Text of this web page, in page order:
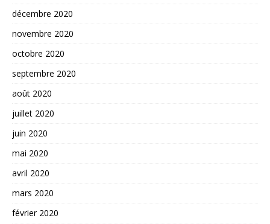
décembre 2020
novembre 2020
octobre 2020
septembre 2020
août 2020
juillet 2020
juin 2020
mai 2020
avril 2020
mars 2020
février 2020